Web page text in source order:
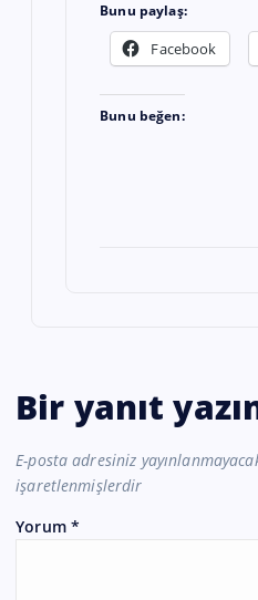
Bunu paylaş:
Facebook
Bunu beğen:
Bir yanıt
E-posta adresiniz
işaretlenmişlerdir
Yorum *